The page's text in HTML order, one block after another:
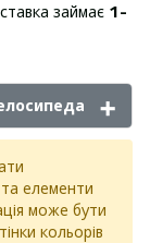
займає 1-
елементи
може бути
кольорів